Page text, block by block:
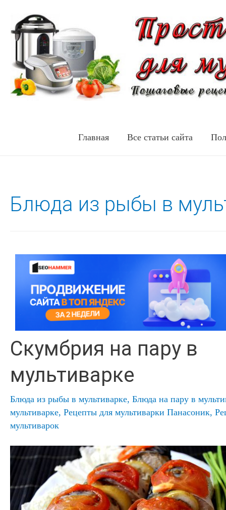
Главная Все статьи сайта
Блюда из рыбы в
Скумбрия на пару в
мультиварке
Блюда из рыбы в мультиварке, Блюда на пару в
мультиварке, Рецепты для мультиварки Панасоник,
мультиварок